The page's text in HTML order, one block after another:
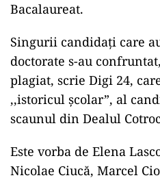
Bacalaureat.
Singurii candidați care
doctorate s-au
plagiat, scrie Digi 24,
,,istoricul școlar”, al
scaunul din Dealul
Este vorba de Elena
Nicolae Ciucă, Marcel